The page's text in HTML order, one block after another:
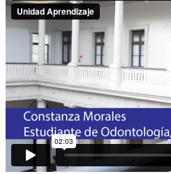
Acerca de